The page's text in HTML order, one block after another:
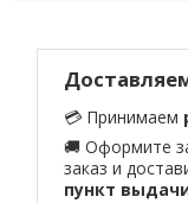
💳 Принимаем
🚚 Оформите
заказ и
пункт